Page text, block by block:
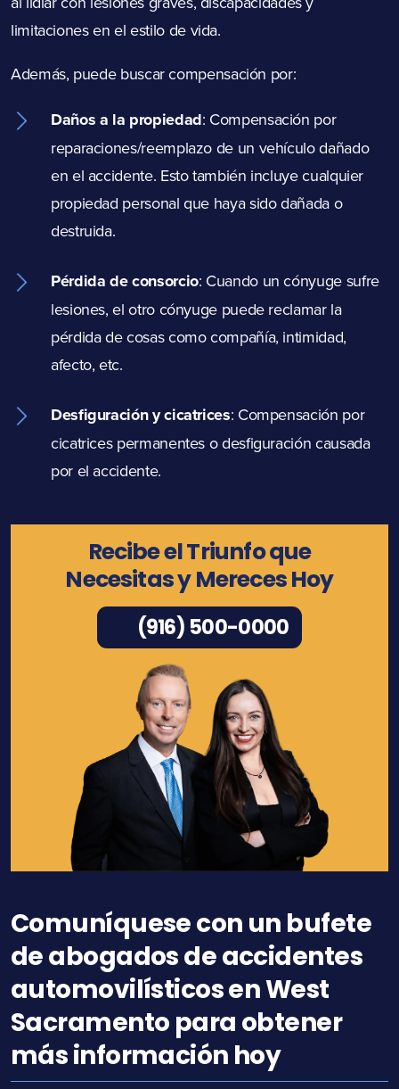
limitaciones en el estilo de vida.
Además, puede buscar compensación por:
Daños a la propiedad: Compensación por
reparaciones/reemplazo de un vehículo dañado
en el accidente. Esto también incluye cualquier
propiedad personal que haya sido dañada o
destruida.
Pérdida de consorcio: Cuando un cónyuge sufre
lesiones, el otro cónyuge puede reclamar la
pérdida de cosas como compañía, intimidad,
afecto, etc.
Desfiguración y cicatrices: Compensación por
cicatrices permanentes o desfiguración causada
por el accidente.
Recibe el Triunfo que
Necesitas y Mereces Hoy
(916) 500-0000
Comuníquese con un bufete
de abogados de accidentes
automovilísticos en West
Sacramento para obtener
más información hoy